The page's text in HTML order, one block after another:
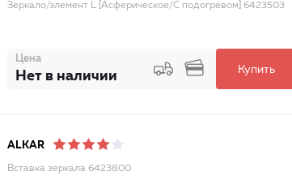
Зеркало/элемент L [Асферическое/С подогревом] 6423503
Цена
Нет в наличии Купить
ALKAR
Вставка зеркала 6423800